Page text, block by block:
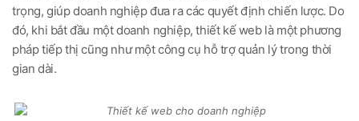
trọng, giúp doanh nghiệp đưa ra các quyết định chiến lược. Do
đó, khi bắt đầu một doanh nghiệp, thiết kế web là một phương
pháp tiếp thị cũng như một công cụ hỗ trợ quản lý trong thời
gian dài.